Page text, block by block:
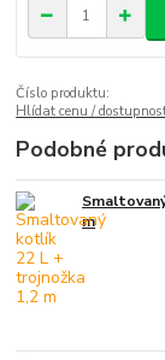
Číslo produktu:
Hlídat cenu /
Podobné
m